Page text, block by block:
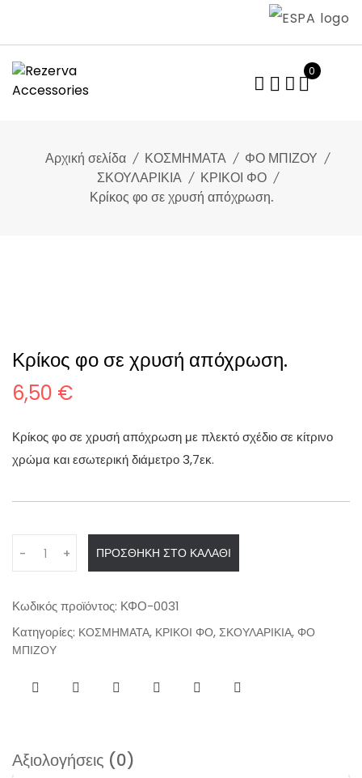
content
0
Αρχική σελίδα ΚΟΣΜΗΜΑΤΑ
ΦΟ ΜΠΙΖΟΥ
ΣΚΟΥΛΑΡΙΚΙΑ
ΚΡΙΚΟΙ ΦΟ
Κρίκος φο σε χρυσή απόχρωση.
Κρίκος φο σε χρυσή απόχρωση.
6,50 €
Κρίκος φο σε χρυσή απόχρωση με πλεκτό σχέδιο σε κίτρινο
χρώμα και εσωτερική διάμετρο 3,7εκ.
n
i
t
- + ΠΡΟΣΘΉΚΗ ΣΤΟ ΚΑΛΆΘΙ
Κωδικός προϊόντος: ΚΦΟ-0031
Κατηγορίες: ΚΟΣΜΗΜΑΤΑ, ΚΡΙΚΟΙ ΦΟ, ΣΚΟΥΛΑΡΙΚΙΑ, ΦΟ
ΜΠΙΖΟΥ
Αξιολογήσεις (0)